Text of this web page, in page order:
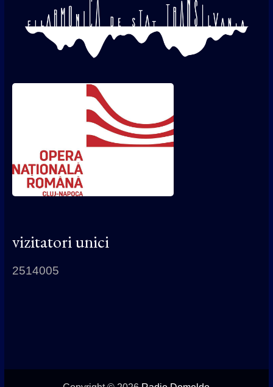
vizitatori unici
2514005